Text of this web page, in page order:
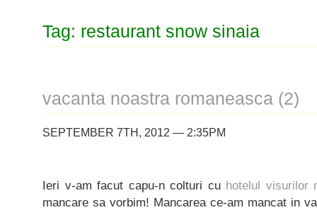
Tag: restaurant snow sinaia
vacanta noastra romaneasca (2)
SEPTEMBER 7TH, 2012 — 2:35PM
Ieri v-am facut capu-n colturi cu hotelul visurilor
mancare sa vorbim! Mancarea ce-am mancat in